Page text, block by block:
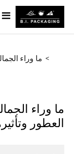
ما وراء
ما وراء
العطور